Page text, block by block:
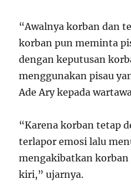
“Awalnya korban dan
korban pun meminta
dengan keputusan
menggunakan pisau
Ade Ary kepada
“Karena korban tetap
terlapor emosi lalu
mengakibatkan korban
kiri,” ujarnya.